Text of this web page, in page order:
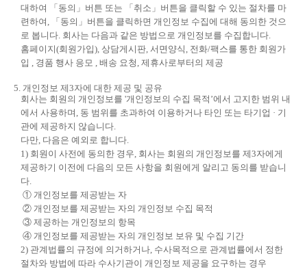
대하여 「동의」버튼 또는 「취소」버튼을 클릭할 수 있는 절차를 마
련하여, 「동의」버튼을 클릭하면 개인정보 수집에 대해 동의한 것으
로 봅니다. 회사는 다음과 같은 방법으로 개인정보를 수집합니다.
홈페이지(회원가입), 상담게시판, 서면양식, 전화/팩스를 통한 회원가
입 , 경품 행사 응모 , 배송 요청, 제휴사로부터의 제공
5. 개인정보 제3자에 대한 제공 및 공유
회사는 회원의 개인정보를 '개인정보의 수집 목적’에서 고지한 범위 내
에서 사용하며, 동 범위를 초과하여 이용하거나 타인 또는 타기업 · 기
관에 제공하지 않습니다.
다만, 다음은 예외로 합니다.
1) 회원이 사전에 동의한 경우, 회사는 회원의 개인정보를 제3자에게
제공하기 이전에 다음의 모든 사항을 회원에게 알리고 동의를 받습니
다.
① 개인정보를 제공받는 자
② 개인정보를 제공받는 자의 개인정보 수집 목적
③ 제공하는 개인정보의 항목
④ 개인정보를 제공받는 자의 개인정보 보유 및 수집 기간
2) 관계법률의 규정에 의거하거나, 수사목적으로 관계법률에서 정한
절차와 방법에 따라 수사기관이 개인정보 제공을 요구하는 경우